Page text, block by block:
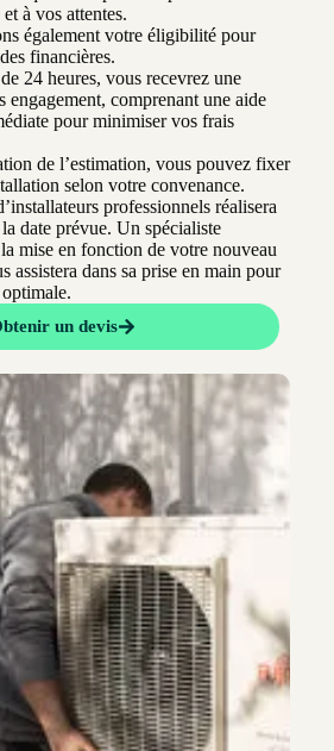
à vos attentes.
également votre éligibilité pour
financières.
24 heures, vous recevrez une
engagement, comprenant une aide
pour minimiser vos frais
de l’estimation, vous pouvez fixer
selon votre convenance.
professionnels réalisera
date prévue. Un spécialiste
la mise en fonction de votre nouveau
assistera dans sa prise en main pour
un devis